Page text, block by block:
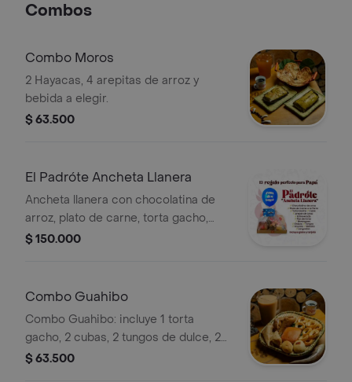
Combos
Combo Moros
2 Hayacas, 4 arepitas de arroz y
bebida a elegir.
$ 63.500
El Padróte Ancheta Llanera
Ancheta llanera con chocolatina de
arroz, plato de carne, torta gacho,
cuba, arepa de arroz, entreverado,
Incluye globo y tarjeta.
$ 150.000
Combo Guahibo
Combo Guahibo: incluye 1 torta
gacho, 2 cubas, 2 tungos de dulce, 2
tungos de sal, 1 pan de arroz y 1 L de
$ 63.500